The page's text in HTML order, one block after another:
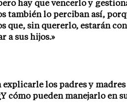
hay que vencerlo y
también lo perciban así,
que, sin quererlo, estarán
a sus hijos.»
explicarle los padres y
cómo pueden manejarlo en